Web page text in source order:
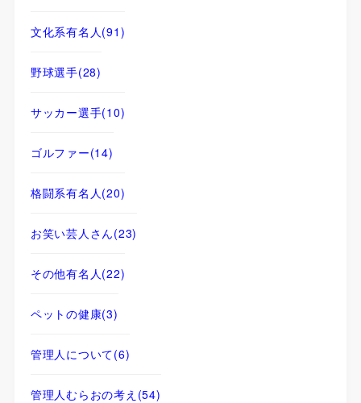
文化系有名人 (91)
野球選手(28)
サッカー選手(10)
ゴルファー(14)
格闘系有名人 (20)
お笑い芸人さん(23)
その他有名人 (22)
ペットの健康(3)
管理人について(6)
管理人むらおの考え (54)